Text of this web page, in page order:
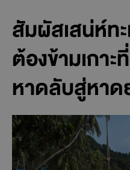
สัมผัสเสน่ห์ท
ต้องข้ามเกา
หาดลับสู่หา